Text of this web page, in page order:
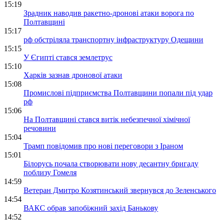
15:19
Зрадник наводив ракетно-дронові атаки ворога по
Полтавщині
15:17
рф обстріляла транспортну інфраструктуру Одещини
15:15
У Єгипті стався землетрус
15:10
Харків зазнав дронової атаки
15:08
Промислові підприємства Полтавщини попали під удар
рф
15:06
На Полтавщині стався витік небезпечної хімічної
речовини
15:04
Трамп повідомив про нові переговори з Іраном
15:01
Білорусь почала створювати нову десантну бригаду
поблизу Гомеля
14:59
Ветеран Дмитро Козятинський звернувся до Зеленського
14:54
ВАКС обрав запобіжний захід Банькову
14:52